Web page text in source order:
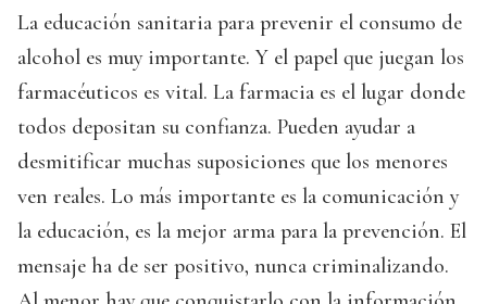
La educación sanitaria para prevenir el consumo de
alcohol es muy importante. Y el papel que juegan los
farmacéuticos es vital. La farmacia es el lugar donde
todos depositan su confianza. Pueden ayudar a
desmitificar muchas suposiciones que los menores
ven reales. Lo más importante es la comunicación y
la educación, es la mejor arma para la prevención. El
mensaje ha de ser positivo, nunca criminalizando.